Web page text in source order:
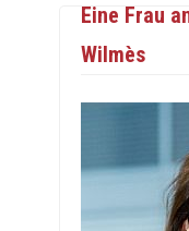
Eine Frau
Wilmès